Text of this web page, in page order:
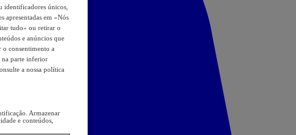
identificadores únicos,
apresentadas em «Nós
tudo» ou retirar o
e anúncios que
o consentimento a
na parte inferior
a nossa política
Armazenar
e conteúdos,